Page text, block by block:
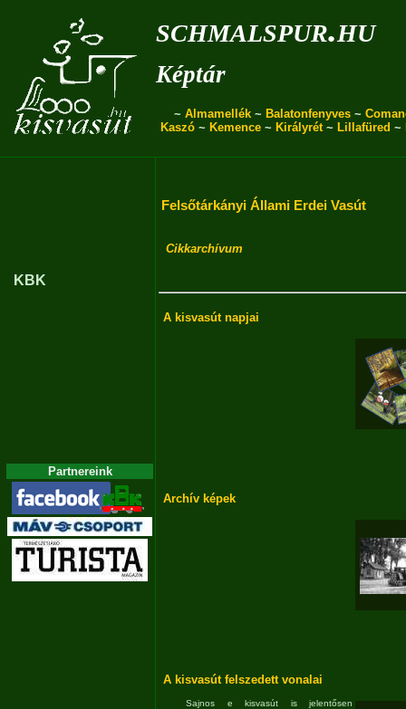
schmalspur.hu
Képtár
~ Almamellék ~ Balatonfenyves ~
Kaszó~ Kemence~ Királyrét~ Lillafüred ~
KBK
Partnereink
Felsőtárkányi Állami Erdei Vasút
Cikkarchívum
A kisvasút napjai
Archív képek
A kisvasút felszedett vonalai
Sajnos e kisvasút is jelentősen